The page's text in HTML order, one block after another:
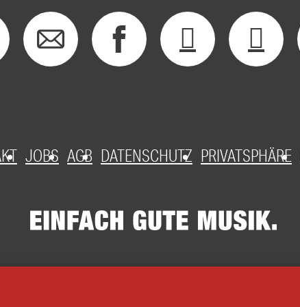
JOBS AGB DATENSCHUTZ PRIVATSPHÄRE